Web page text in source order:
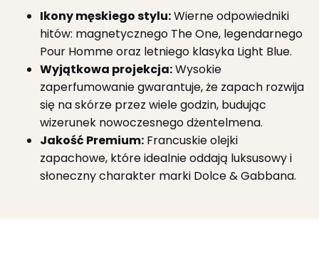
Ikony męskiego stylu:Wierne odpowiedniki
hitów: magnetycznego The One, legendarnego
Pour Homme oraz letniego klasyka Light Blue.
Wyjątkowa projekcja:Wysokie
zaperfumowanie gwarantuje, że zapach rozwija
się na skórze przez wiele godzin, budując
wizerunek nowoczesnego dżentelmena.
Jakość Premium: Francuskie olejki
zapachowe, które idealnie oddają luksusowy i
słoneczny charakter marki Dolce & Gabbana.